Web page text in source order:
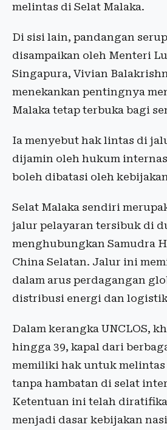
melintas di Selat Malaka.
Di sisi lain, pandangan
disampaikan oleh Menteri
Singapura, Vivian
menekankan pentingnya
Malaka tetap terbuka bagi
Ia menyebut hak lintas di
dijamin oleh hukum
boleh dibatasi oleh
Selat Malaka sendiri
jalur pelayaran tersibuk di
menghubungkan Samudra
China Selatan. Jalur ini
dalam arus perdagangan
distribusi energi dan
Dalam kerangka UNCLOS,
hingga 39, kapal dari
memiliki hak untuk melintas
tanpa hambatan di selat
Ketentuan ini telah
menjadi dasar kebijakan